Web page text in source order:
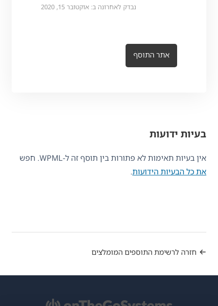
נבדק לאחרונה ב: אוקטובר 15, 2020
אתר התוסף
בעיות ידועות
אין בעיות תאימות לא פתורות בין תוסף זה ל-WPML. חפש
את כל הבעיות הידועות.
חזרה לרשימת התוספים המומלצים